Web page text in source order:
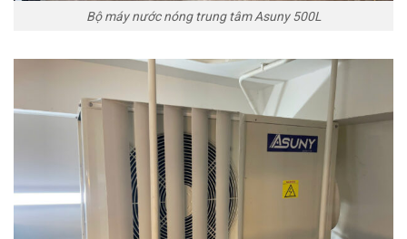
Bộ máy nước nóng trung tâm Asuny 500L